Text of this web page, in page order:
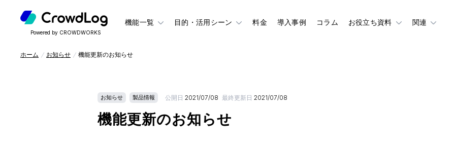
Powered by CROWDWORKS
機能一覧 目的・活用シーン 料金 導入事例 コラム お役立ち資料 関連
ホーム お知らせ 機能更新のお知らせ
お知らせ 製品情報 公開日 2021/07/08 最終更新日 2021/07/08
機能更新のお知らせ